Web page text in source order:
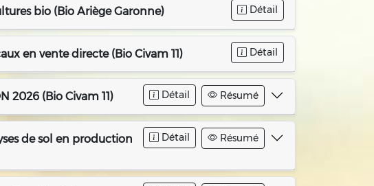
Détail
bio (Bio Ariège Garonne)
Détail
en vente directe (Bio Civam 11)
Détail Résumé
2026 (Bio Civam 11)
Détail Résumé
de sol en production